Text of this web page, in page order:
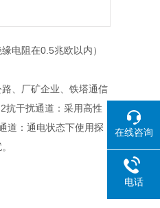
电阻在0.5兆欧以内）
、厂矿企业、铁塔通信
抗干扰通道：采用高性
道：通电状态下使用探
在线咨询
电话